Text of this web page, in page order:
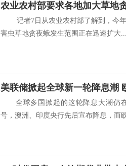
农业农村部要求各地加大草地
记者7日从农业农村部了解到，今年
害虫草地贪夜蛾发生范围正在迅速扩大
美联储掀起全球新一轮降息潮
全球多国掀起的这轮降息大潮仍
号，澳洲、印度央行先后宣布降息，而